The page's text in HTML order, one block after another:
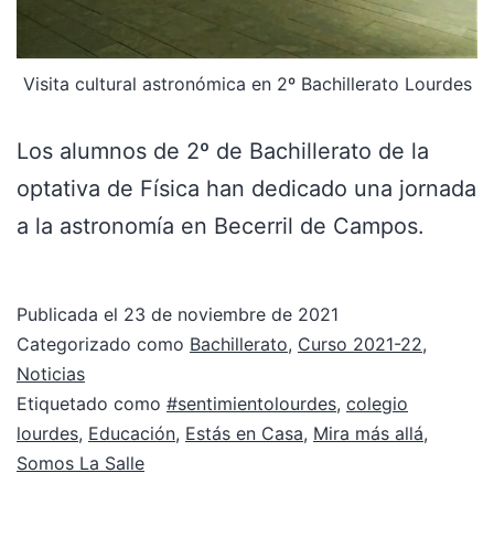
Visita cultural astronómica en 2º Bachillerato Lourdes
Los alumnos de 2º de Bachillerato de la
optativa de Física han dedicado una jornada
a la astronomía en Becerril de Campos.
Publicada el 23 de noviembre de 2021
Categorizado como Bachillerato, Curso 2021-22,
Noticias
Etiquetado como #sentimientolourdes, colegio
lourdes, Educación, Estás en Casa, Mira más allá,
Somos La Salle